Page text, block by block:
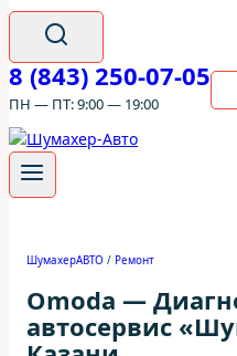
8 (843) 250-07-05
ПН — ПТ: 9:00 — 19:00
ШумахерАВТО / Ремонт
Omoda —
автосервис